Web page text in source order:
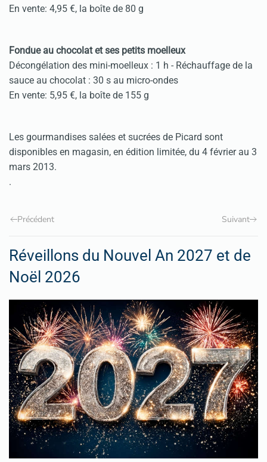
En vente: 4,95 €, la boîte de 80 g
Fondue au chocolat et ses petits moelleux
Décongélation des mini-moelleux : 1 h - Réchauffage de la
sauce au chocolat : 30 s au micro-ondes
En vente: 5,95 €, la boîte de 155 g
Les gourmandises salées et sucrées de Picard sont
disponibles en magasin, en édition limitée, du 4 février au 3
mars 2013.
.
Précédent Suivant
Réveillons du Nouvel An 2027 et de
Noël 2026